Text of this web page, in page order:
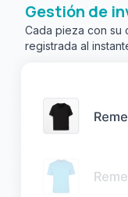
Gestión de
Cada pieza con su
registrada al